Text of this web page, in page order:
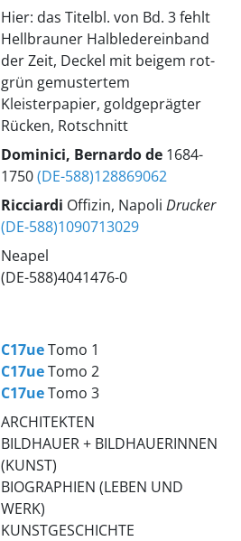
Hier: das Titelbl. von Bd. 3 fehlt
Hellbrauner Halbledereinband
der Zeit, Deckel mit beigem rot-
grün gemustertem
Kleisterpapier, goldgeprägter
Rücken, Rotschnitt
Dominici, Bernardo de1684-
1750(DE-588)128869062
Ricciardi Offizin, Napoli Drucker
(DE-588)1090713029
Neapel
(DE-588)4041476-0
C17ueTomo 1
C17ueTomo 2
C17ueTomo 3
ARCHITEKTEN
BILDHAUER + BILDHAUERINNEN
(KUNST)
BIOGRAPHIEN (LEBEN UND
WERK)
KUNSTGESCHICHTE